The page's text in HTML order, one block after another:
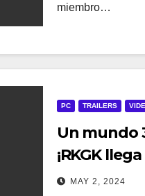
miembro…
PC TRAILERS
Un mundo
¡RKGK
MAY 2, 2024